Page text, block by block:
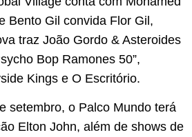
Bento Gil convida Flor Gil,
traz João Gordo & Asteroides
Bop Ramones 50”,
Kings e O Escritório.
setembro, o Palco Mundo terá
Elton John, além de shows de